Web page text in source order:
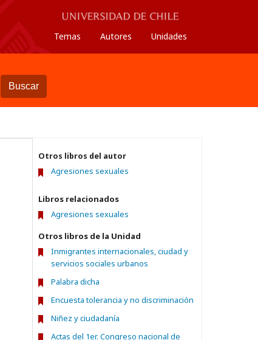
Temas Autores Unidades
Buscar
Otros libros del autor
Agresiones sexuales
Libros relacionados
Agresiones sexuales
Otros libros de la Unidad
Inmigrantes internacionales, ciudad y
servicios sociales urbanos
Palabra dicha
Encuesta tolerancia y no discriminación
Niñez y ciudadanía
Actas del 1er. Congreso nacional de